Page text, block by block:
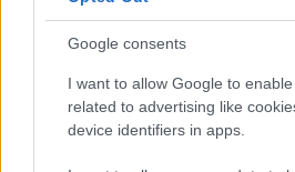
Google consents
I want to allow Google to
related to advertising like
device identifiers in apps.
έξοδο για μπίρες και σουβλάκι.
ξεπεράσεις την αναβλητικότητα
συμμετάσχει σε ρεπορτάζ για
κέντρο της Αθήνας, αλλά και